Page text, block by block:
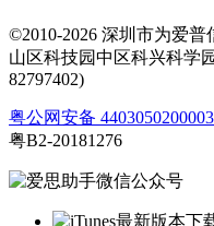
©2010-2026 深圳市为爱普
山区科技园中区科兴科学
82797402)
粤公网安备
粤B2-20181276